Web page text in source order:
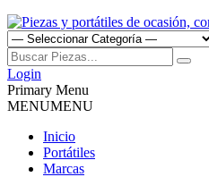
Piezas y
compra venta y
Todo lo que necesitas para reparar
Teclados, Baterías, Carcasas,
Ventiladores
Login
Primary Menu
MENUMENU
Inicio
Portátiles
Marcas